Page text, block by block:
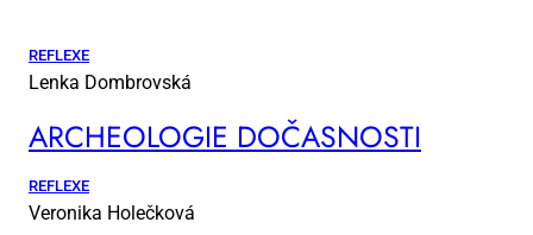
REFLEXE
Lenka Dombrovská
AR­CHE­O­LO­GIE DO­ČAS­NOS­TI
REFLEXE
Veronika Holečková